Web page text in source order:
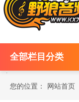
全部栏目分类
您的位置： 网站首页